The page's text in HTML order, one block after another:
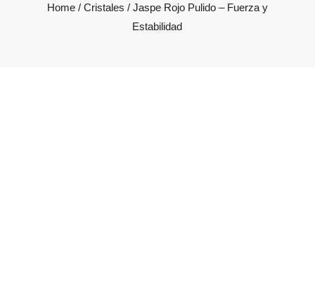
Home/ Cristales / Jaspe Rojo Pulido – Fuerza y
Estabilidad